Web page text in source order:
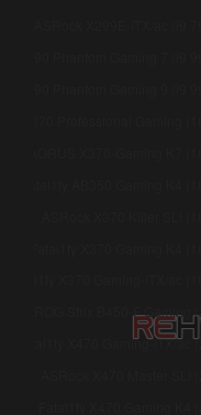
ASRock
ASRock
Gigabyte
ASUS
ASRock
ASRock